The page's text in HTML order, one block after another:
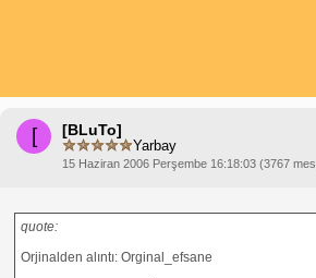
[ [BLuTo]
Yarbay
15 Haziran 2006 Perşembe 16:18:03 (3767
quote:
Orjinalden alıntı: Orginal_efsane